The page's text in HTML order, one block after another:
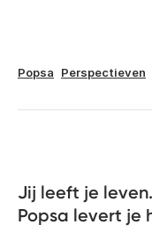
Popsa Perspectieven
Jij leeft je leven.
Popsa levert je